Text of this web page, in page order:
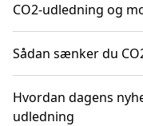
CO2-udledning og
Sådan sænker du
Hvordan dagens
udledning